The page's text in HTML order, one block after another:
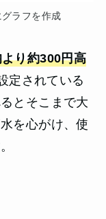
ラフを作成
り約300円高
定されている
とそこまで大
を心がけ、使